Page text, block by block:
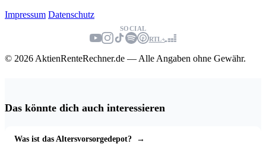
Impressum Datenschutz
SOCIAL
RTL+
© 2026 AktienRenteRechner.de — Alle Angaben ohne Gewähr.
Das könnte dich auch interessieren
Was ist das Altersvorsorgedepot? →